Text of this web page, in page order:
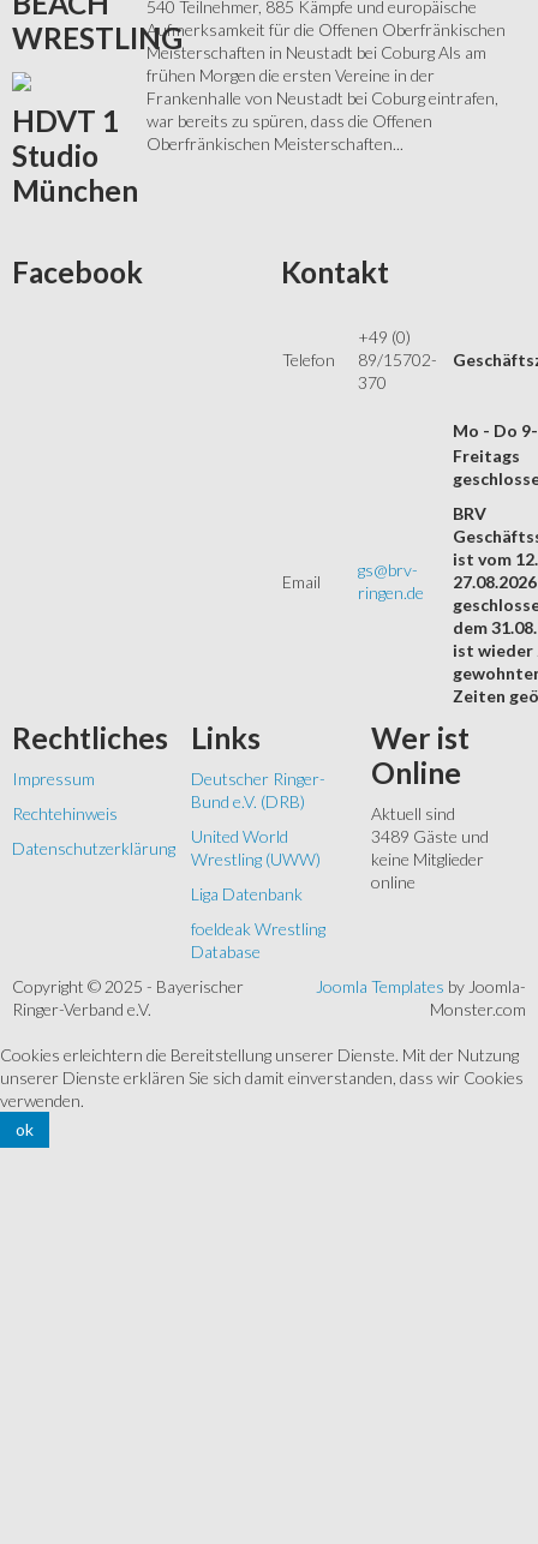
540 Teilnehmer, 885 Kämpfe und europäische
Aufmerksamkeit für die Offenen Oberfränkischen
Meisterschaften in Neustadt bei Coburg Als am
frühen Morgen die ersten Vereine in der
Frankenhalle von Neustadt bei Coburg eintrafen,
war bereits zu spüren, dass die Offenen
Oberfränkischen Meisterschaften...
WRESTLING
HDVT 1
Studio
München
Facebook Kontakt
Telefon
+49 (0)
89/15702-
370
Mo - Do
Email
gs@brv-
ringen.de
Freitags
BRV
ist vom
27.08.2026
dem
ist wieder
Zeiten
Rechtliches
Impressum
Rechtehinweis
Datenschutzerklärung
Links
Deutscher Ringer-
Bund e.V. (DRB)
United World
Wrestling (UWW)
Liga Datenbank
foeldeak Wrestling
Database
Wer ist
Online
Aktuell sind
3489 Gäste und
keine Mitglieder
online
Copyright © 2025 - Bayerischer
Ringer-Verband e.V.
Joomla Templates by Joomla-
Monster.com
Cookies erleichtern die Bereitstellung unserer Dienste. Mit der Nutzung
unserer Dienste erklären Sie sich damit einverstanden, dass wir Cookies
verwenden.
ok